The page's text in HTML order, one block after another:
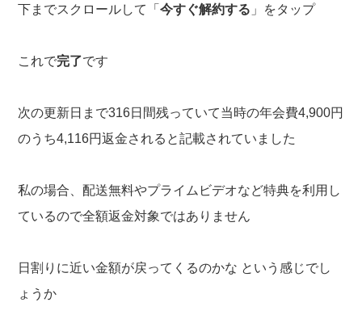
下までスクロールして「今すぐ解約する 」をタップ
これで完了です
次の更新日まで316日間残っていて当時の年会費4,900円
のうち4,116円返金されると記載されていました
私の場合、配送無料やプライムビデオなど特典を利用し
ているので全額返金対象ではありません
日割りに近い金額が戻ってくるのかな という感じでし
ょうか